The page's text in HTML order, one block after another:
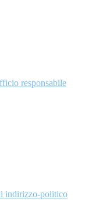
responsabile
indirizzo-politico